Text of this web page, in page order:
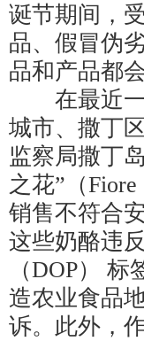
诞节期间，
品、假冒伪
品和产品都
在最近一
城市、撒丁
监察局撒丁
之花”（
销售不符合
这些奶酪违
（DOP）
造农业食品
诉。此外，